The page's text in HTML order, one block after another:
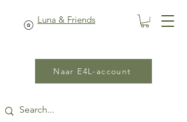
Luna & Friends
Naar E4L-account